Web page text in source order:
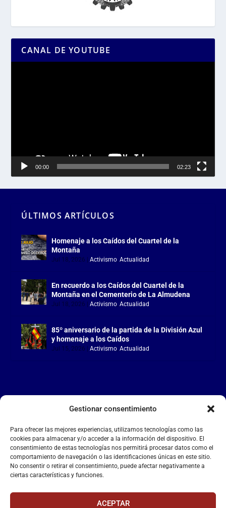
Gestionar consentimiento
Para ofrecer las mejores experiencias, utilizamos tecnologías como las
cookies para almacenar y/o acceder a la información del dispositivo. El
consentimiento de estas tecnologías nos permitirá procesar datos como el
comportamiento de navegación o las identificaciones únicas en este sitio.
No consentir o retirar el consentimiento, puede afectar negativamente a
ciertas características y funciones.
ACEPTAR
CANAL DE YOUTUBE
00:00 02:23
ÚLTIMOS ARTÍCULOS
Homenaje a los Caídos del Cuartel de la
Montaña
Jul 18, 2026 |Activismo,Actualidad
En recuerdo a los Caídos del Cuartel de la
Montaña en el Cementerio de La Almudena
Jul 18, 2026 |Activismo,Actualidad
85º aniversario de la partida de la División Azul
y homenaje a los Caídos
Jul 15, 2026 |Activismo,Actualidad
LA FALANGE
Reproductor
de
vídeo